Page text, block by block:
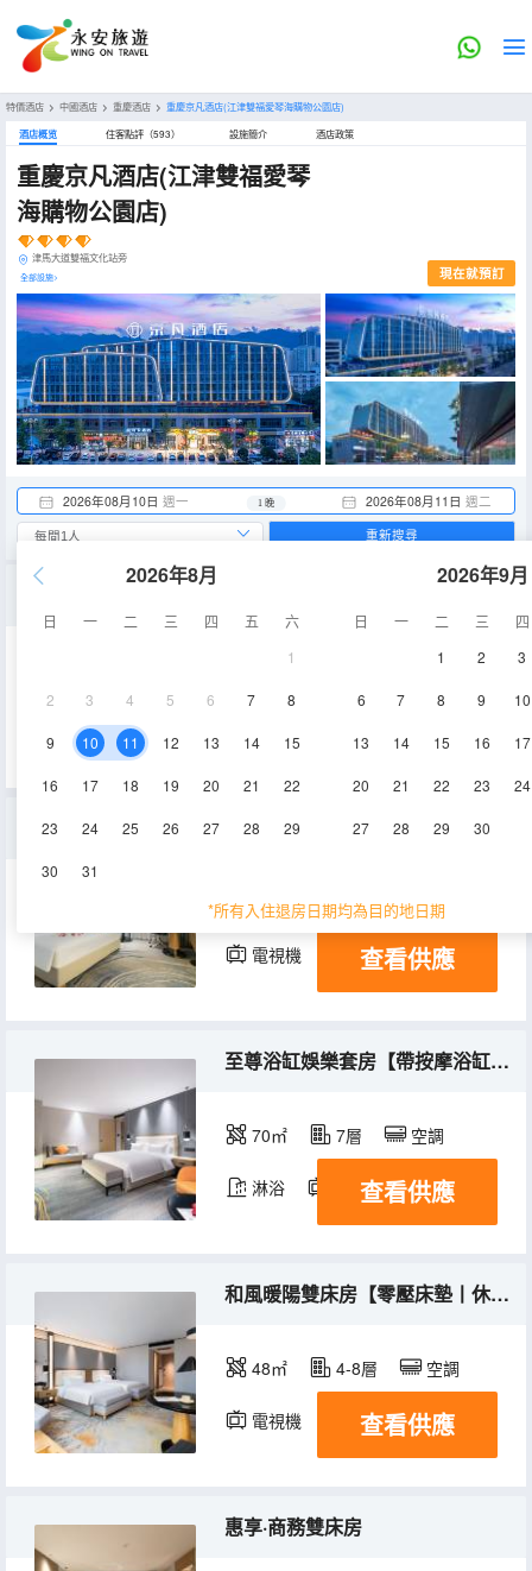
特價酒店 > 中國酒店 > 重慶酒店 > 重慶京凡酒店(江津雙福愛琴海購物公園店)
酒店概览 住客點評（593） 設施簡介 酒店政策
重慶京凡酒店(江津雙福愛琴
海購物公園店)
津馬大道雙福文化站旁
全部設施> 現在就預訂
2026年08月10日 週一 2026年08月11日 週二
1 晚
2026年8月
日 一 二 三 四 五
六
1
2 3 4 5 6 7 8
9 10 11 12 13 14 15
16 17 18 19 20 21 22
23 24 25 26 27 28 29
30 31
2026年9月
日 一 二 三
四
1
2 3
6 7 8 9 10
13 14 15 16 17
20 21 22 23 24
27 28 29 30
*所有入住退房日期均為目的地日期
重新搜尋
空調
30㎡ 4-8層 空調
電視機 查看供應
至尊浴缸娛樂套房【帶按摩浴缸丨休閒棋牌丨獨立客廳】
70㎡ 7層 空調
淋浴 電視機
查看供應
和風暖陽雙床房【零壓床墊丨休閒沙發】
48㎡ 4-8層 空調
電視機 查看供應
惠享·商務雙床房